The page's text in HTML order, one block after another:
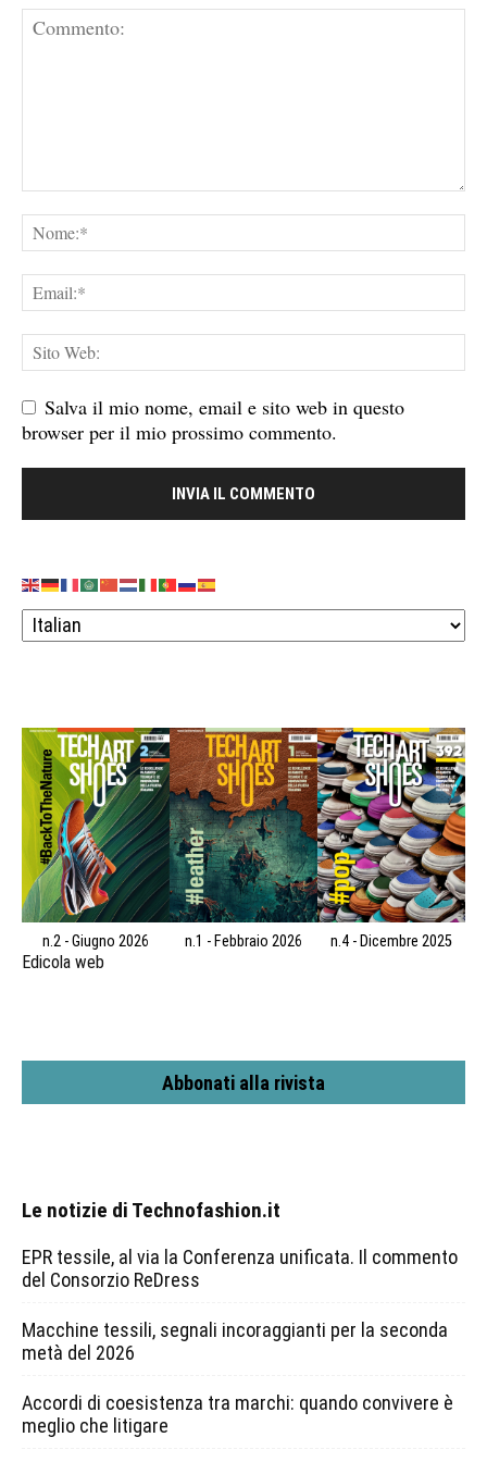
Salva il mio nome, email e sito web in questo
browser per il mio prossimo commento.
n.2 - Giugno 2026 n.1 - Febbraio 2026 n.4 - Dicembre 2025
Edicola web
Abbonati alla rivista
Le notizie di Technofashion.it
EPR tessile, al via la Conferenza unificata. Il commento
del Consorzio ReDress
Macchine tessili, segnali incoraggianti per la seconda
metà del 2026
Accordi di coesistenza tra marchi: quando convivere è
meglio che litigare